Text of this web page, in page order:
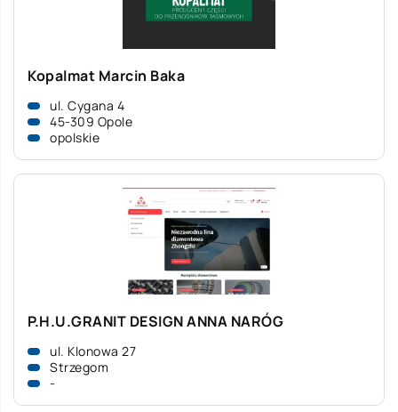
Kopalmat Marcin Baka
ul. Cygana 4
45-309 Opole
opolskie
P.H.U.GRANIT DESIGN ANNA NARÓG
ul. Klonowa 27
Strzegom
-